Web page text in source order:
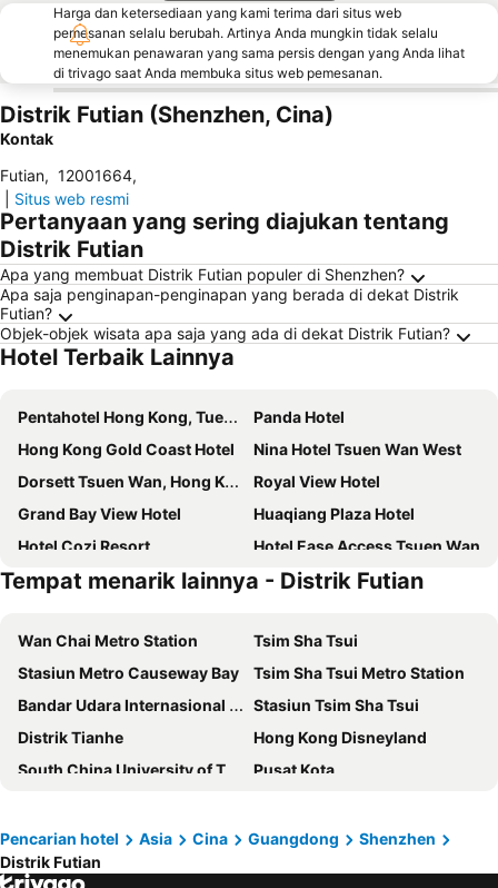
Harga dan ketersediaan yang kami terima dari situs web
pemesanan selalu berubah. Artinya Anda mungkin tidak selalu
menemukan penawaran yang sama persis dengan yang Anda lihat
di trivago saat Anda membuka situs web pemesanan.
Distrik Futian (Shenzhen, Cina)
Kontak
Futian, 12001664,
Situs web resmi
Pertanyaan yang sering diajukan tentang
Distrik Futian
Apa yang membuat Distrik Futian populer di Shenzhen?
Apa saja penginapan-penginapan yang berada di dekat Distrik
Futian?
Objek-objek wisata apa saja yang ada di dekat Distrik Futian?
Hotel Terbaik Lainnya
Pentahotel Hong Kong, Tuen Mun
Panda Hotel
Hong Kong Gold Coast Hotel
Nina Hotel Tsuen Wan West
Dorsett Tsuen Wan, Hong Kong
Royal View Hotel
Grand Bay View Hotel
Huaqiang Plaza Hotel
Hotel Cozi Resort
Hotel Ease Access Tsuen Wan
Four Points by Sheraton Shenzhen
Silka Tsuen Wan, Hong Kong
Harbour Plaza Resort City
Seaview Gleetour Hotel Shenzhen
Wyndham Grand Shenzhen
UrCove By Hyatt ShenZhen Bay
Pagoda SSAW Hotel Bao'an Shenzhen
Shanshui Trends Hotel North Huaqiang
Silka Far East Hotel
Hyatt Place Shenzhen Dongmen
Intercity Shenzhen Futian Huanggang
The Langham, Shenzhen
Zhong Tai Lai Hotel Shenzhen
UrCove by HYATT Futian CBD
The Bauhinia
Tempat menarik lainnya - Distrik Futian
Wan Chai Metro Station
Tsim Sha Tsui
Stasiun Metro Causeway Bay
Tsim Sha Tsui Metro Station
Bandar Udara Internasional Hong Kong
Stasiun Tsim Sha Tsui
Distrik Tianhe
Hong Kong Disneyland
South China University of Technology
Pusat Kota
Airport Express Hong Kong
MTR - Mass Transit Railway
HKU Metro Station
Pencarian hotel Asia Cina Guangdong
Shenzhen
Distrik Futian